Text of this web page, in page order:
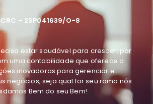
CRC – 2SP041639/O-8
estar saudável para crescer, por
uma contabilidade que oferece a
inovadoras para gerenciar e
negócios, seja qual for seu ramo nós
Bem do seu Bem!